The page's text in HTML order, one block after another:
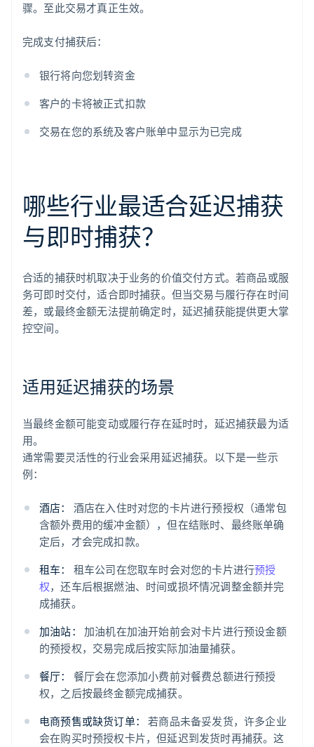
骤。至此交易才真正生效。
完成支付捕获后：
银行将向您划转资金
客户的卡将被正式扣款
交易在您的系统及客户账单中显示为已完成
哪些行业最适合延迟捕获
与即时捕获？
合适的捕获时机取决于业务的价值交付方式。若商品或服
务可即时交付，适合即时捕获。但当交易与履行存在时间
差，或最终金额无法提前确定时，延迟捕获能提供更大掌
控空间。
适用延迟捕获的场景
当最终金额可能变动或履行存在延时时，延迟捕获最为适
用。
通常需要灵活性的行业会采用延迟捕获。以下是一些示
例：
酒店：
酒店在入住时对您的卡片进行预授权（通常包
含额外费用的缓冲金额），但在结账时、最终账单确
定后，才会完成扣款。
租车：
租车公司在您取车时会对您的卡片进行预授
权，还车后根据燃油、时间或损坏情况调整金额并完
成捕获。
加油站：
加油机在加油开始前会对卡片进行预设金额
的预授权，交易完成后按实际加油量捕获。
餐厅：
餐厅会在您添加小费前对餐费总额进行预授
权，之后按最终金额完成捕获。
电商预售或缺货订单：
若商品未备妥发货，许多企业
会在购买时预授权卡片，但延迟到发货时再捕获。这